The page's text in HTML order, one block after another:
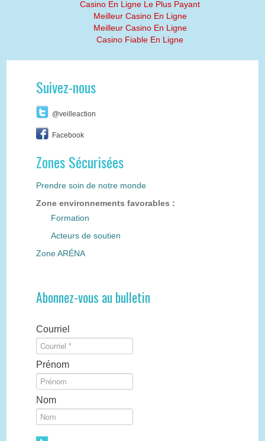
Casino En Ligne Le Plus Payant
Meilleur Casino En Ligne
Meilleur Casino En Ligne
Casino Fiable En Ligne
Suivez-nous
@veilleaction
Facebook
Zones Sécurisées
Prendre soin de notre monde
Zone environnements favorables :
Formation
Acteurs de soutien
Zone ARÉNA
Abonnez-vous au bulletin
Courriel
Prénom
Nom